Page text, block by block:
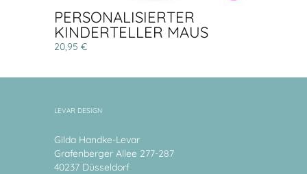
PERSONALISIERTER
KINDERTELLER MAUS
20,95 €
LEVAR DESIGN
Gilda Handke-Levar
Grafenberger Allee 277-287
40237 Düsseldorf